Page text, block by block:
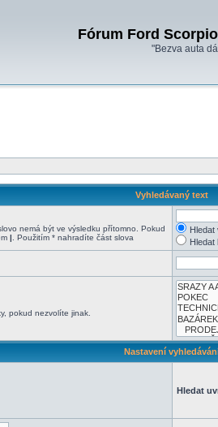
Fórum Ford
"Bezva auta
Vyhledávaný text
nemá být ve výsledku přítomno. Pokud
| . Použitím * nahradíte část slova
pokud nezvolíte jinak.
Nastavení
Hledat